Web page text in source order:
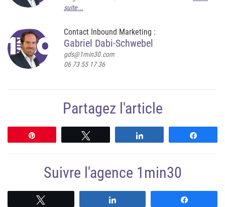
suite...
Contact Inbound Marketing :
Gabriel Dabi-Schwebel
gds@1min30.com
06 73 55 17 36
Partagez l'article
Suivre l'agence 1min30